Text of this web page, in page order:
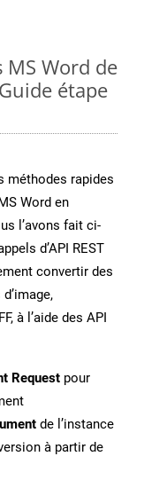
Word de
étape
méthodes rapides
Word en
l’avons fait ci-
d’API REST
convertir des
à l’aide des API
Request pour
de l’instance
à partir de